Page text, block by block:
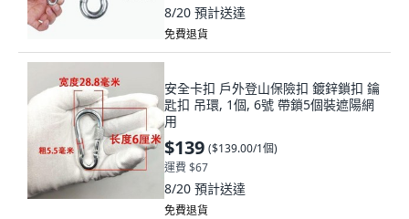
8/20 預計送達
免費退貨
安全卡扣 戶外登山保險扣 鍍鋅鎖扣 鑰
匙扣 吊環, 1個, 6號 帶鎖5個裝遮陽網
用
$139 ($139.00/1個)
運費 $67
8/20 預計送達
免費退貨